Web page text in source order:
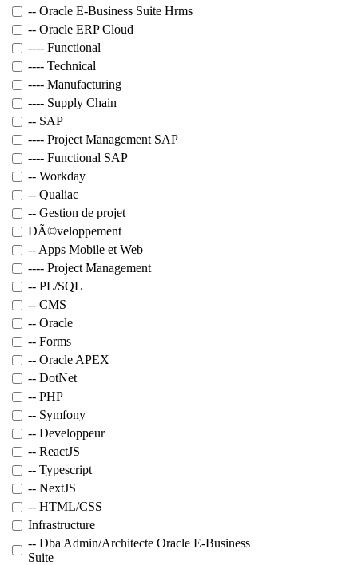
-- Oracle E-Business Suite Hrms
-- Oracle ERP Cloud
---- Functional
---- Technical
---- Manufacturing
---- Supply Chain
-- SAP
---- Project Management SAP
---- Functional SAP
-- Workday
-- Qualiac
-- Gestion de projet
DÃ©veloppement
-- Apps Mobile et Web
---- Project Management
-- PL/SQL
-- CMS
-- Oracle
-- Forms
-- Oracle APEX
-- DotNet
-- PHP
-- Symfony
-- Developpeur
-- ReactJS
-- Typescript
-- NextJS
-- HTML/CSS
Infrastructure
-- Dba Admin/Architecte Oracle E-Business
Suite